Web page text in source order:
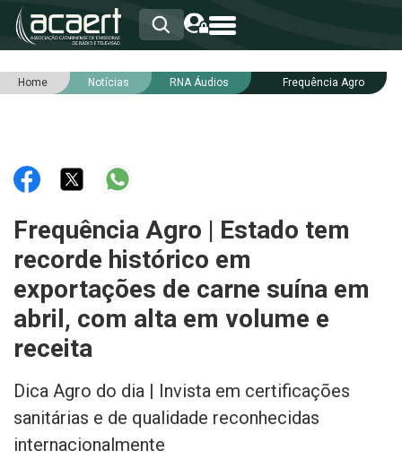
HOME
RNA
NOTÍCIAS
SERVIÇOS
INTEGRIDADE
Home Notícias RNA Áudios Frequência Agro
Frequência Agro | Estado tem
recorde histórico em
exportações de carne suína em
abril, com alta em volume e
receita
Dica Agro do dia | Invista em certificações
sanitárias e de qualidade reconhecidas
internacionalmente